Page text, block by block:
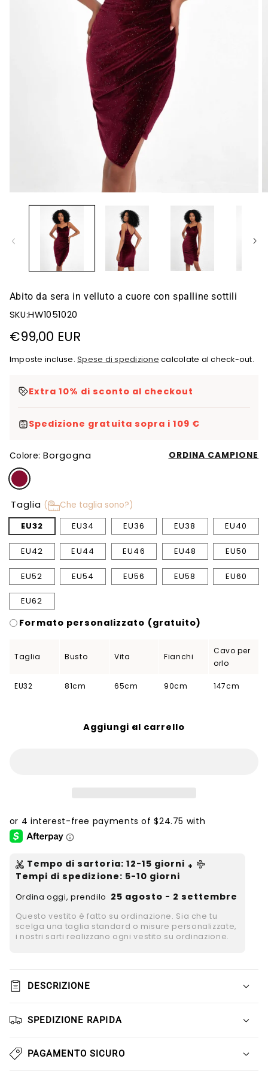
Abito da sera in velluto a cuore con spalline sottili
SKU:HW1051020
Prezzo
di
€99,00 EUR
Imposte incluse.Spese di spedizione calcolate al check-out.
Extra 10% di sconto al checkout
Spedizione gratuita sopra i 109 €
Colore:Borgogna ORDINA CAMPIONE
Taglia (
Che taglia sono?)
EU32
EU34 EU36 EU38 EU40
EU42 EU44 EU46 EU48 EU50
EU52 EU54 EU56 EU58 EU60
EU62
Formato personalizzato (gratuito)
Taglia Busto Vita Fianchi
Cavo per
orlo
EU32 81cm 65cm 90cm 147cm
Aggiungi al carrello
Tempo di sartoria: 12-15 giorni +
Tempi di spedizione: 5-10 giorni
Ordina oggi, prendilo 25 agosto - 2 settembre
Questo vestito è fatto su ordinazione. Sia che tu
scelga una taglia standard o misure personalizzate,
i nostri sarti realizzano ogni vestito su ordinazione.
DESCRIZIONE
SPEDIZIONE RAPIDA
PAGAMENTO SICURO